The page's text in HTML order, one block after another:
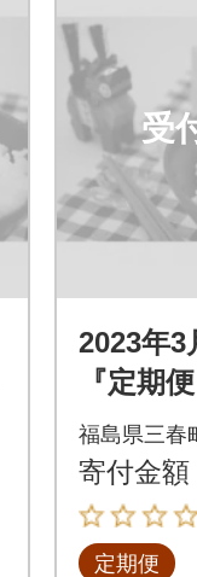
受
2023年3
『定期
シヒカ
福島県三春
寄付金額
定期便